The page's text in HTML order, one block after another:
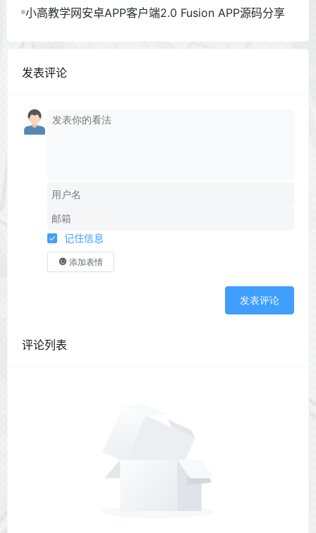
小高教学网安卓APP客户端2.0 Fusion APP源码分享
发表评论
记住信息
添加表情
发表评论
评论列表